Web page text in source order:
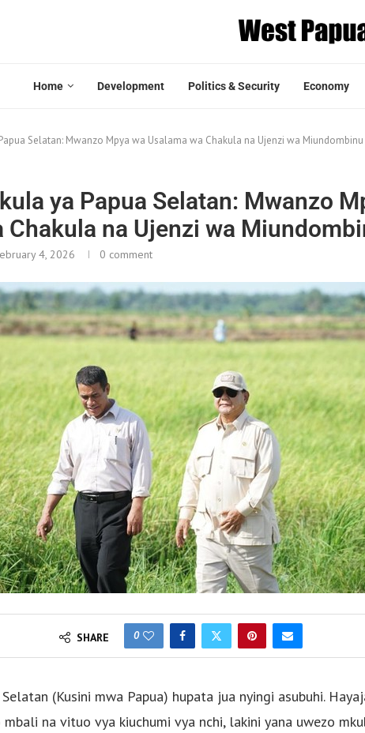
Home Development Politics & Security Economy
Selatan: Mwanzo Mpya wa Usalama wa Chakula na Ujenzi wa Miundombinu
ya Papua Selatan: Mwanzo
Chakula na Ujenzi wa
4, 2026 0 comment
SHARE 0
(Kusini mwa Papua) hupata jua nyingi asubuhi.
na vituo vya kiuchumi vya nchi, lakini yana uwezo